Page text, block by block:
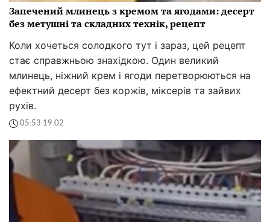
Запечений млинець з кремом та ягодами: десерт
без метушні та складних технік, рецепт
Коли хочеться солодкого тут і зараз, цей рецепт
стає справжньою знахідкою. Один великий
млинець, ніжний крем і ягоди перетворюються на
ефектний десерт без коржів, міксерів та зайвих
рухів.
05:53 19.02